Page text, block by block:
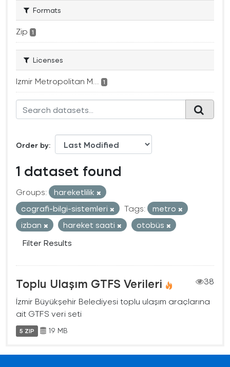
Formats
Zip 1
Licenses
Izmir Metropolitan M... 1
Order by
1 dataset found
Groups:
hareketlilik
cografi-bilgi-sistemleri
Tags:
metro
izban
hareket saati
otobüs
Filter Results
Toplu Ulaşım GTFS Verileri
38
İzmir Büyükşehir Belediyesi toplu ulaşım araçlarına
ait GTFS veri seti
5 ZIP 19 MB